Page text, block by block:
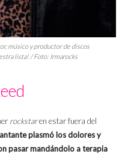
músico y productor de discos
lista! / Foto: Irmarocks
rockstaren estar fuera del
plasmó los dolores y
pasar mandándolo a terapia